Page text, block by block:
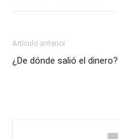
Artículo anterior
¿De dónde salió el dinero?